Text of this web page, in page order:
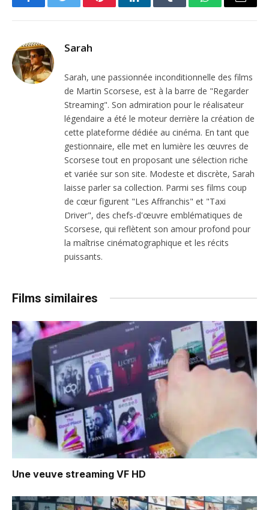
FacebookTwitter PinterestLinkedInTumblr WhatsAppEmail
Sarah
Sarah, une passionnée inconditionnelle des films
de Martin Scorsese, est à la barre de "Regarder
Streaming". Son admiration pour le réalisateur
légendaire a été le moteur derrière la création de
cette plateforme dédiée au cinéma. En tant que
gestionnaire, elle met en lumière les œuvres de
Scorsese tout en proposant une sélection riche
et variée sur son site. Modeste et discrète, Sarah
laisse parler sa collection. Parmi ses films coup
de cœur figurent "Les Affranchis" et "Taxi
Driver", des chefs-d'œuvre emblématiques de
Scorsese, qui reflètent son amour profond pour
la maîtrise cinématographique et les récits
puissants.
Films similaires
Une veuve streaming VF HD